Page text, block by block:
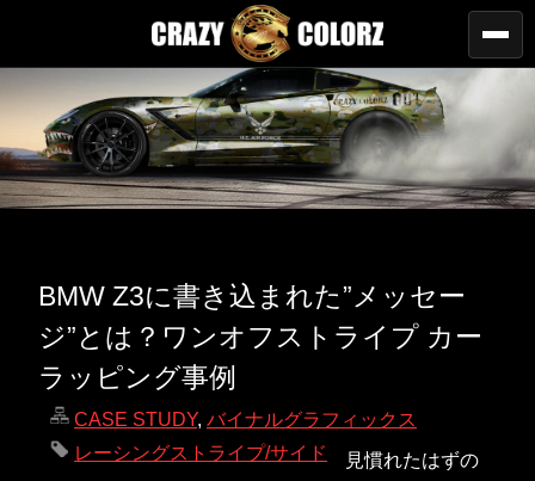
BMW Z3に書き込まれた”メッセー
ジ”とは？ワンオフストライプ カー
ラッピング事例
CASE STUDY, バイナルグラフィックス
レーシングストライプ/サイド
見慣れたはずの